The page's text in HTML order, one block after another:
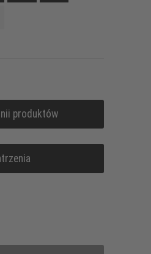
produktów